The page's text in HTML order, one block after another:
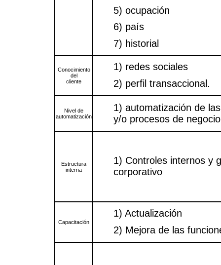
5) ocupación
6) país
7) historial
Conocimiento
del
cliente
1) redes sociales
2) perfil transaccional.
Nivel de
automatización
1) automatización de
y/o procesos de negocio
Estructura
interna
1) Controles internos y
corporativo
Capacitación
1) Actualización
2) Mejora de las